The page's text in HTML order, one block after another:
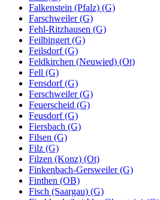
Falkenstein (Pfalz) (G)
Farschweiler (G)
Fehl-Ritzhausen (G)
Feilbingert (G)
Feilsdorf (G)
Feldkirchen (Neuwied) (Ot)
Fell (G)
Fensdorf (G)
Ferschweiler (G)
Feuerscheid (G)
Feusdorf (G)
Fiersbach (G)
Filsen (G)
Filz (G)
Filzen (Konz) (Ot)
Finkenbach-Gersweiler (G)
Finthen (OB)
Fisch (Saargau) (G)